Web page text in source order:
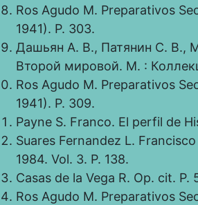
Ros Agudo M. Preparativos
1941). P. 303.
Дашьян А. В., Патянин С. В.,
Второй мировой. М. :
Ros Agudo M. Preparativos
1941). P. 309.
Payne S. Franco. El perfil de
Suares Fernandez L.
1984. Vol. 3. P. 138.
Casas de la Vega R. Op. cit. P.
Ros Agudo M. Preparativos